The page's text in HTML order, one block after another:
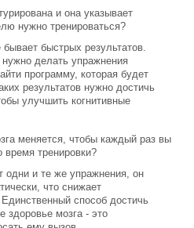
и она указывает
нужно тренироваться?
бывает быстрых результатов.
делать упражнения
программу, которая будет
результатов нужно достичь
улучшить когнитивные
меняется, чтобы каждый раз вы
тренировки?
одни и те же упражнения, он
что снижает
способ достичь
здоровье мозга - это